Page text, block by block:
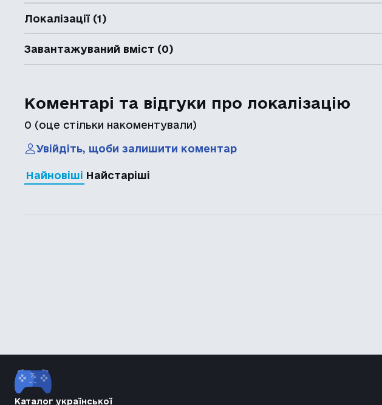
Локалізації (1)
Завантажуваний вміст (0)
Коментарі та відгуки про локалізацію
0 (оце стільки накоментували)
Увійдіть, щоби залишити коментар
Найновіші Найстаріші
Каталог української